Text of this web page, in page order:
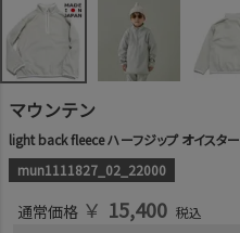
マウンテン
light back fleece ハーフジップ オイスター
mun1111827_02_22000
通常価格 ￥ 15,400 税込